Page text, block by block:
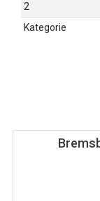
2
Kategorie